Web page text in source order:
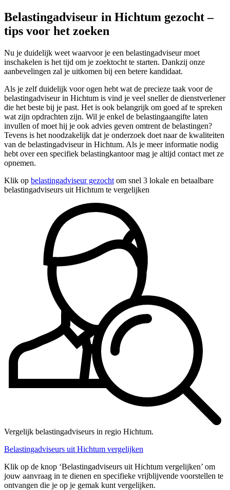
Belastingadviseur in Hichtum gezocht –
tips voor het zoeken
Nu je duidelijk weet waarvoor je een belastingadviseur moet
inschakelen is het tijd om je zoektocht te starten. Dankzij onze
aanbevelingen zal je uitkomen bij een betere kandidaat.
Als je zelf duidelijk voor ogen hebt wat de precieze taak voor de
belastingadviseur in Hichtum is vind je veel sneller de dienstverlener
die het beste bij je past. Het is ook belangrijk om goed af te spreken
wat zijn opdrachten zijn. Wil je enkel de belastingaangifte laten
invullen of moet hij je ook advies geven omtrent de belastingen?
Tevens is het noodzakelijk dat je onderzoek doet naar de kwaliteiten
van de belastingadviseur in Hichtum. Als je meer informatie nodig
hebt over een specifiek belastingkantoor mag je altijd contact met ze
opnemen.
Klik op belastingadviseur gezocht om snel 3 lokale en betaalbare
belastingadviseurs uit Hichtum te vergelijken
Vergelijk belastingadviseurs in regio Hichtum.
Belastingadviseurs uit Hichtum vergelijken
Klik op de knop ‘Belastingadviseurs uit Hichtum vergelijken’ om
jouw aanvraag in te dienen en specifieke vrijblijvende voorstellen te
ontvangen die je op je gemak kunt vergelijken.